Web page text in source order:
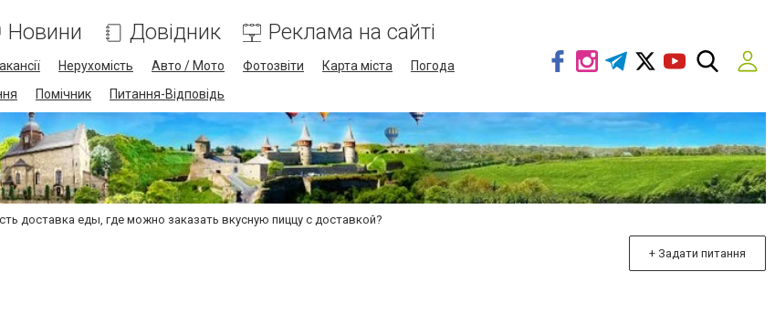
Новини Довідник Реклама на сайті
Нерухомість Авто / Мото Фотозвіти Карта міста
Погода
Помічник Питання-Відповідь
доставка еды, где можно заказать вкусную пиццу с доставкой?
+ Задати питання